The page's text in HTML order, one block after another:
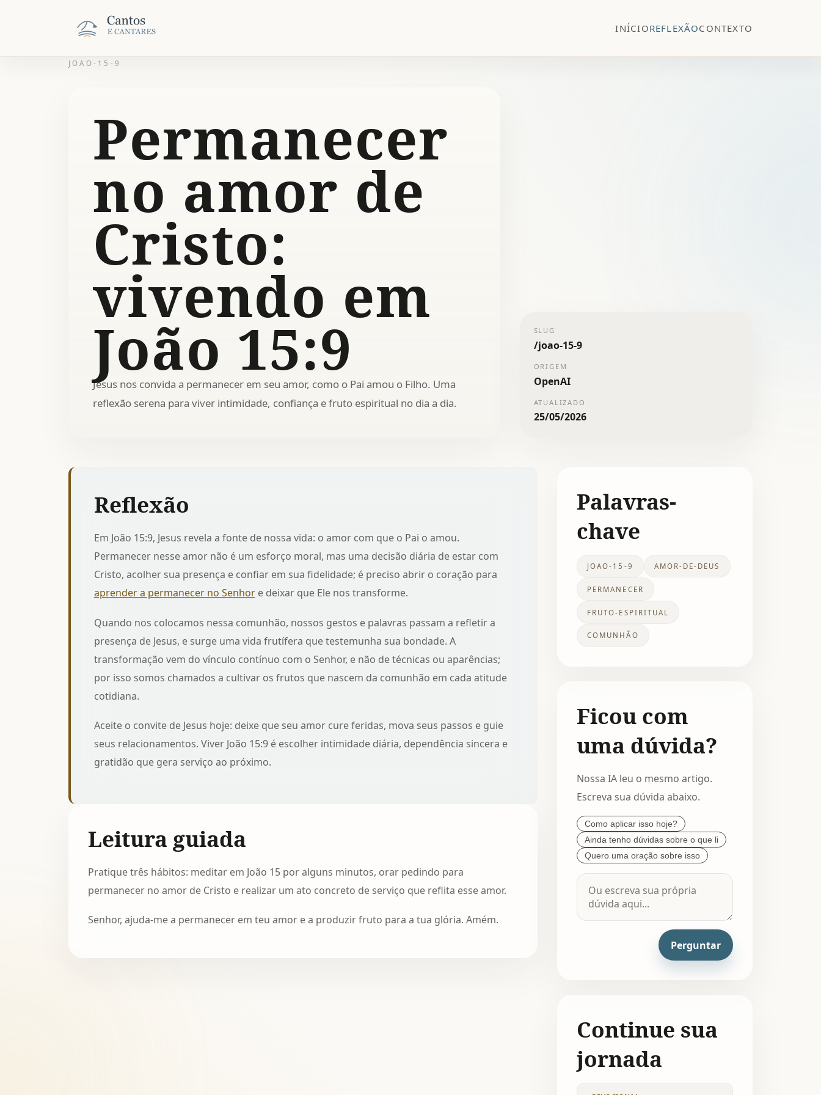
INÍCIOREFLEXÃOCONTEXTO
JOAO-15-9
Permanecer
no amor de
Cristo:
vivendo em
João 15:9
Jesus nos convida a permanecer em seu amor, como o Pai amou o Filho. Uma
reflexão serena para viver intimidade, confiança e fruto espiritual no dia a dia.
SLUG
/joao-15-9
ORIGEM
OpenAI
ATUALIZADO
25/05/2026
Reflexão
Em João 15:9, Jesus revela a fonte de nossa vida: o amor com que o Pai o amou.
Permanecer nesse amor não é um esforço moral, mas uma decisão diária de estar com
Cristo, acolher sua presença e confiar em sua fidelidade; é preciso abrir o coração para
aprender a permanecer no Senhore deixar que Ele nos transforme.
Quando nos colocamos nessa comunhão, nossos gestos e palavras passam a refletir a
presença de Jesus, e surge uma vida frutífera que testemunha sua bondade. A
transformação vem do vínculo contínuo com o Senhor, e não de técnicas ou aparências;
por isso somos chamados a cultivar os frutos que nascem da comunhão em cada atitude
cotidiana.
Aceite o convite de Jesus hoje: deixe que seu amor cure feridas, mova seus passos e guie
seus relacionamentos. Viver João 15:9 é escolher intimidade diária, dependência sincera e
gratidão que gera serviço ao próximo.
Leitura guiada
Pratique três hábitos: meditar em João 15 por alguns minutos, orar pedindo para
permanecer no amor de Cristo e realizar um ato concreto de serviço que reflita esse amor.
Senhor, ajuda-me a permanecer em teu amor e a produzir fruto para a tua glória. Amém.
Palavras-
chave
JOAO-15-9 AMOR-DE-DEUS
PERMANECER
FRUTO-ESPIRITUAL
COMUNHÃO
Ficou com
uma dúvida?
Nossa IA leu o mesmo artigo.
Escreva sua dúvida abaixo.
Como aplicar isso hoje?
Ainda tenho dúvidas sobre o que li
Quero uma oração sobre isso
Perguntar
Continue sua
jornada